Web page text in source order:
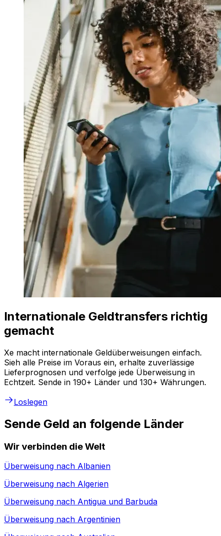
Internationale Geldtransfers richtig
gemacht
Xe macht internationale Geldüberweisungen einfach.
Sieh alle Preise im Voraus ein, erhalte zuverlässige
Lieferprognosen und verfolge jede Überweisung in
Echtzeit. Sende in 190+ Länder und 130+ Währungen.
Loslegen
Sende Geld an folgende Länder
Wir verbinden die Welt
Überweisung nach Albanien
Überweisung nach Algerien
Überweisung nach Antigua und Barbuda
Überweisung nach Argentinien